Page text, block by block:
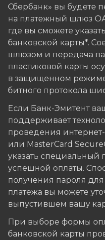
Сбербанк» вы будете
на платежный шлюз
где вы сможете
банковской карты*.
шлюзом и передача
пластиковой карты
в защищенном
битного протокола
Если Банк-Эмитент
поддерживает
проведения
или MasterCard
указать специальный
успешной оплаты.
получения пароля
платежа вы можете
выпустившем вашу
При выборе формы
банковской карты